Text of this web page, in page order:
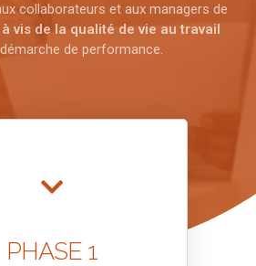
collaborateurs et aux managers de
vis de la qualité de vie au travail
de performance.
PHASE 1